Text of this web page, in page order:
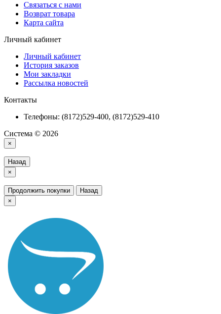
Связаться с нами
Возврат товара
Карта сайта
Личный кабинет
Личный кабинет
История заказов
Мои закладки
Рассылка новостей
Контакты
Телефоны: (8172)529-400, (8172)529-410
Система © 2026
×
Назад
×
Продолжить покупки
Назад
×